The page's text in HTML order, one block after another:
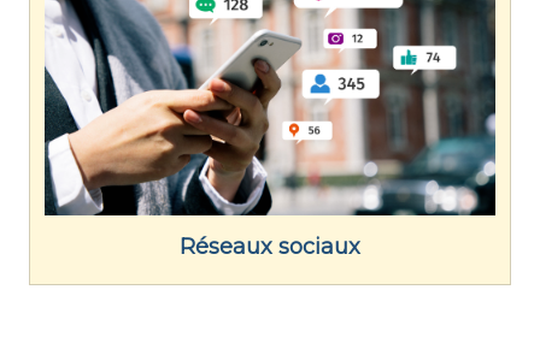
Réseaux sociaux